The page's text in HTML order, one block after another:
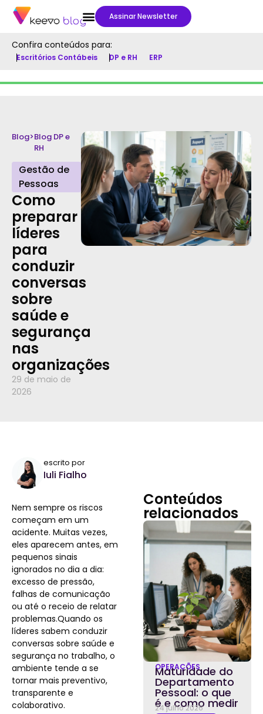
Assinar Newsletter
Confira conteúdos para:
Escritórios Contábeis DP e RH ERP
Blog>Blog DP e
RH
Gestão de
Pessoas
Como
preparar
líderes
para
conduzir
conversas
sobre
saúde e
segurança
nas
organizações
29 de maio de
2026
escrito por
Iuli Fialho
Nem sempre os riscos
começam em um
acidente. Muitas vezes,
eles aparecem antes, em
pequenos sinais
ignorados no dia a dia:
excesso de pressão,
falhas de comunicação
ou até o receio de relatar
problemas.Quando os
líderes sabem conduzir
conversas sobre saúde e
segurança no trabalho, o
ambiente tende a se
tornar mais preventivo,
transparente e
colaborativo.
Conteúdos
relacionados
OPERAÇÕES
Maturidade do
Departamento
Pessoal: o que
é e como medir
24 julho 2026